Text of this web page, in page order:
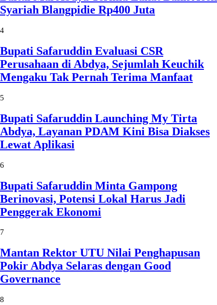
Syariah Blangpidie Rp400 Juta
4
Bupati Safaruddin Evaluasi CSR
Perusahaan di Abdya, Sejumlah Keuchik
Mengaku Tak Pernah Terima Manfaat
5
Bupati Safaruddin Launching My Tirta
Abdya, Layanan PDAM Kini Bisa Diakses
Lewat Aplikasi
6
Bupati Safaruddin Minta Gampong
Berinovasi, Potensi Lokal Harus Jadi
Penggerak Ekonomi
7
Mantan Rektor UTU Nilai Penghapusan
Pokir Abdya Selaras dengan Good
Governance
8